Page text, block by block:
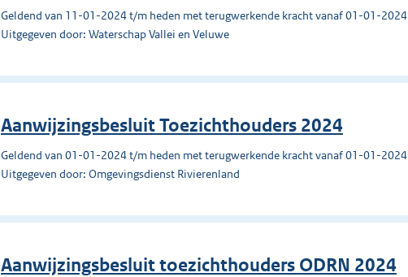
Geldend van 11-01-2024 t/m heden met terugwerkende kracht vanaf 01-01-2024
Uitgegeven door: Waterschap Vallei en Veluwe
Aanwijzingsbesluit Toezichthouders 2024
Geldend van 01-01-2024 t/m heden met terugwerkende kracht vanaf 01-01-2024
Uitgegeven door: Omgevingsdienst Rivierenland
Aanwijzingsbesluit toezichthouders ODRN 2024